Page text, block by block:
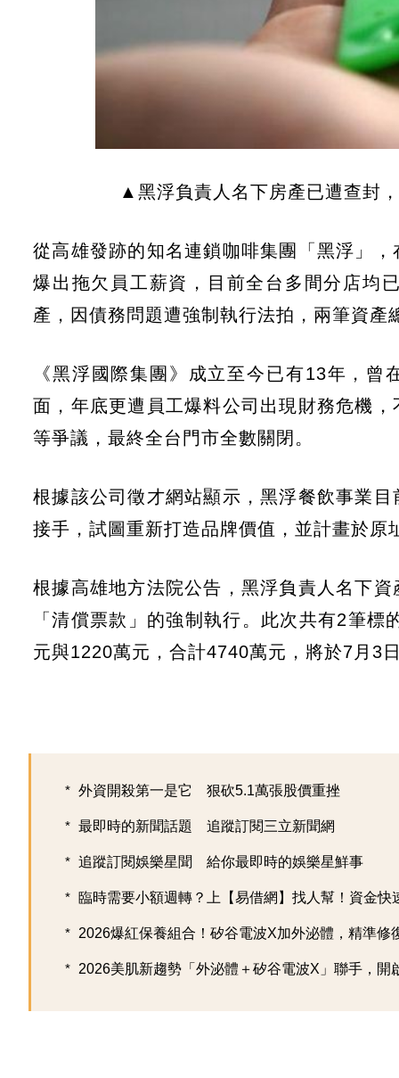
▲黑浮負責人名下房產已遭查封
從高雄發跡的知名連鎖咖啡集團「黑浮」
爆出拖欠員工薪資，目前全台多間分店均
產，因債務問題遭強制執行法拍，兩筆資
《黑浮國際集團》成立至今已有13年，
面，年底更遭員工爆料公司出現財務危機
等爭議，最終全台門市全數關閉。
根據該公司徵才網站顯示，黑浮餐飲事業
接手，試圖重新打造品牌價值，並計畫於原
根據高雄地方法院公告，黑浮負責人名下
「清償票款」的強制執行。此次共有2筆
元與1220萬元，合計4740萬元，將於7月3
外資開殺第一是它 狠砍5.1萬張股價重挫
最即時的新聞話題 追蹤訂閱三立新聞網
追蹤訂閱娛樂星聞 給你最即時的娛樂星鮮事
臨時需要小額週轉？上【易借網】找人幫！資金快
2026爆紅保養組合！矽谷電波X加外泌體，精準修
2026美肌新趨勢「外泌體＋矽谷電波X」聯手，開